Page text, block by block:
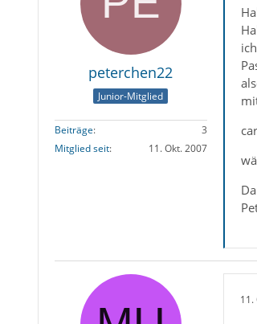
peterchen22
Junior-Mitglied
Beiträge
3
Mitglied seit
11. Okt. 2007
11.